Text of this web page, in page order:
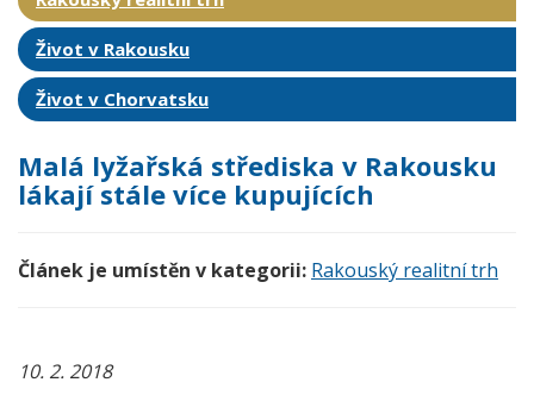
Život v Rakousku
Život v Chorvatsku
Malá lyžařská střediska v Rakousku
lákají stále více kupujících
Článek je umístěn v kategorii: Rakouský realitní trh
10. 2. 2018